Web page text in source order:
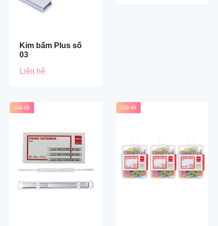
Kim bấm Plus số
03
Liên hệ
Giá tốt Giá tốt